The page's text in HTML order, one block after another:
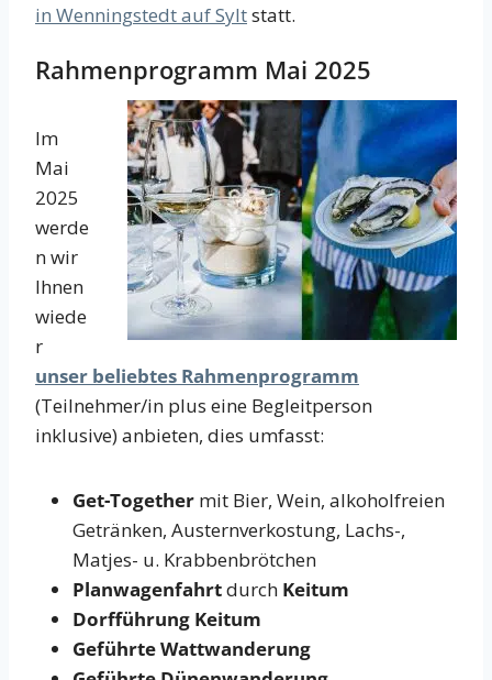
in Wenningstedt auf Syltstatt.
Rahmenprogramm Mai 2025
Im
Mai
2025
werde
n wir
Ihnen
wiede
r
unser beliebtes Rahmenprogramm
(Teilnehmer/in plus eine Begleitperson
inklusive) anbieten, dies umfasst:
Get-Together mit Bier, Wein, alkoholfreien
Getränken, Austernverkostung, Lachs-,
Matjes- u. Krabbenbrötchen
Planwagenfahrtdurch Keitum
Dorfführung Keitum
Geführte Wattwanderung